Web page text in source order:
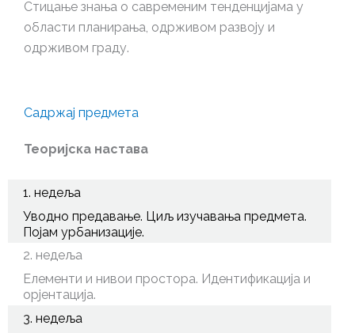
Стицање знања о савременим тенденцијама у
области планирања, одрживом развоју и
одрживом граду.
Садржај предмета
Теоријска настава
1. недеља
Уводно предавање. Циљ изучавања предмета.
Појам урбанизације.
2. недеља
Елементи и нивои простора. Идентификација и
орјентација.
3. недеља